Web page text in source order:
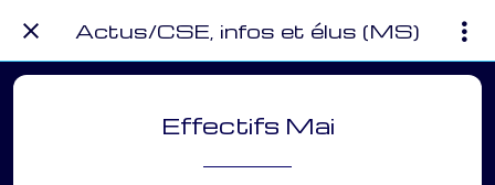
Actus/CSE, infos et élus (MS)
Effectifs Mai